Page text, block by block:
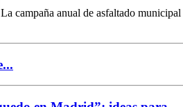
La campaña anual de asfaltado